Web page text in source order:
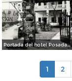
Portada del hotel Posada de la Misión
1 2